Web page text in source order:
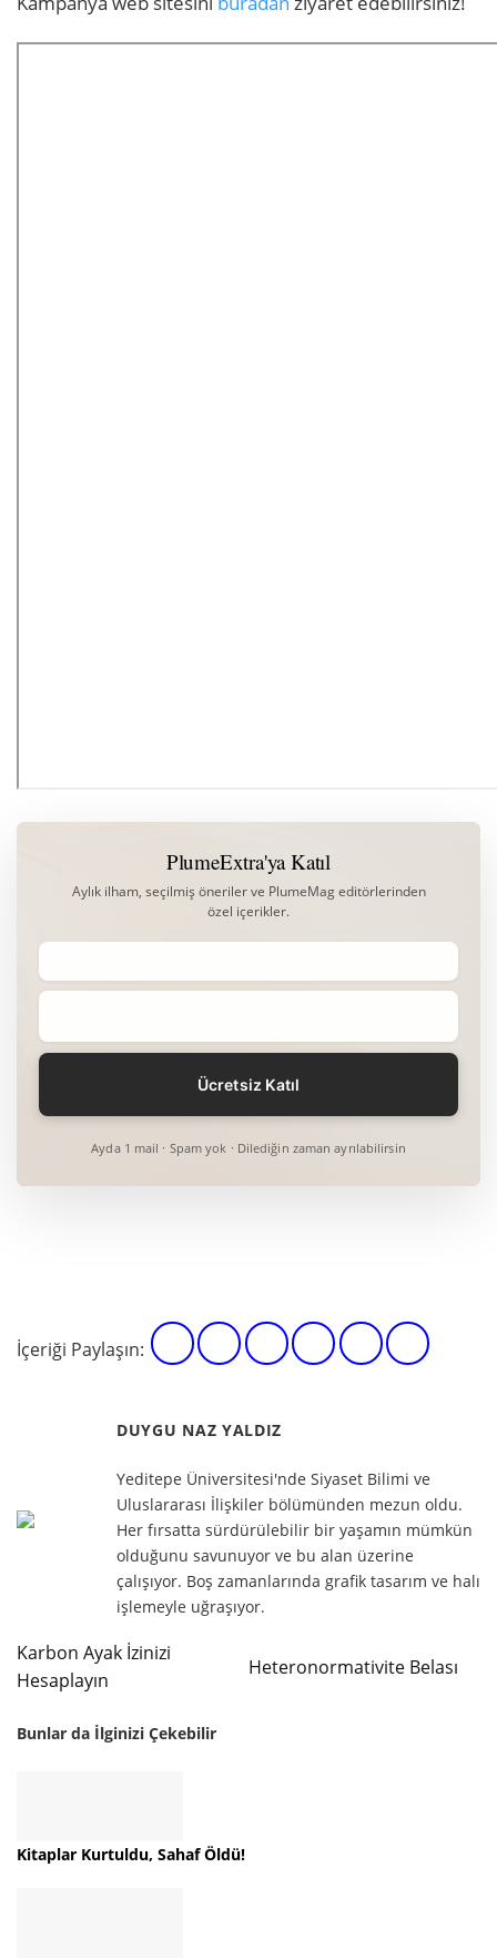
PlumeExtra'ya Katıl
Aylık ilham, seçilmiş öneriler ve PlumeMag editörlerinden
özel içerikler.
Ayda 1 mail · Spam yok · Dilediğin zaman ayrılabilirsin
İçeriği Paylaşın:
DUYGU NAZ YALDIZ
Yeditepe Üniversitesi'nde Siyaset Bilimi ve
Uluslararası İlişkiler bölümünden mezun oldu.
Her fırsatta sürdürülebilir bir yaşamın mümkün
olduğunu savunuyor ve bu alan üzerine
çalışıyor. Boş zamanlarında grafik tasarım ve halı
işlemeyle uğraşıyor.
Karbon Ayak İzinizi
Hesaplayın
Heteronormativite Belası
Bunlar da İlginizi Çekebilir
Kitaplar Kurtuldu, Sahaf Öldü!